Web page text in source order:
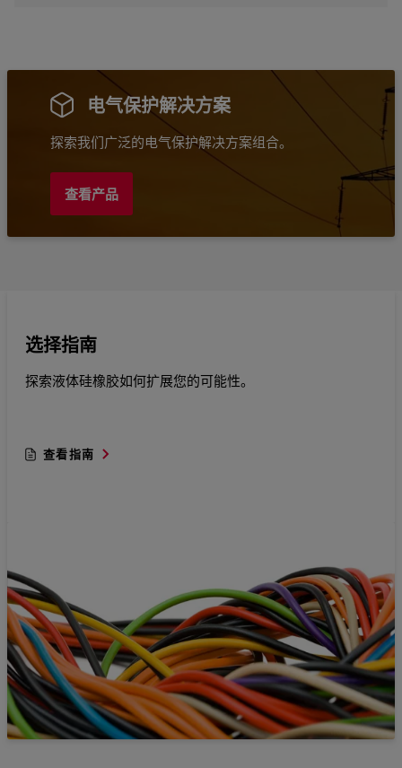
电气保护解决方案
探索我们广泛的电气保护解决方案组合。
查看产品
选择指南
探索液体硅橡胶如何扩展您的可能性。
查看指南